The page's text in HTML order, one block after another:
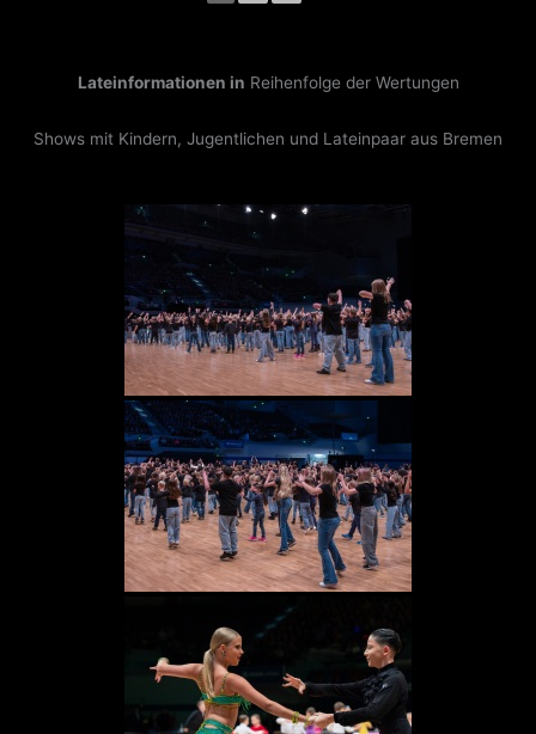
Lateinformationen in Reihenfolge der Wertungen
Shows mit Kindern, Jugentlichen und Lateinpaar aus Bremen